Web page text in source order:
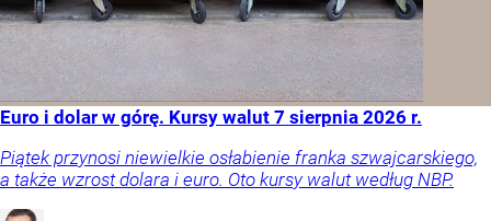
Euro i dolar w górę. Kursy walut 7 sierpnia 2026 r.
Piątek przynosi niewielkie osłabienie franka szwajcarskiego,
a także wzrost dolara i euro. Oto kursy walut według NBP.